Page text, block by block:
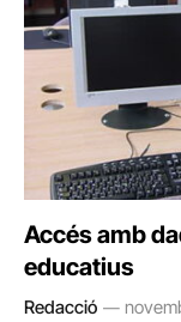
Accés amb
educatius
Redacció